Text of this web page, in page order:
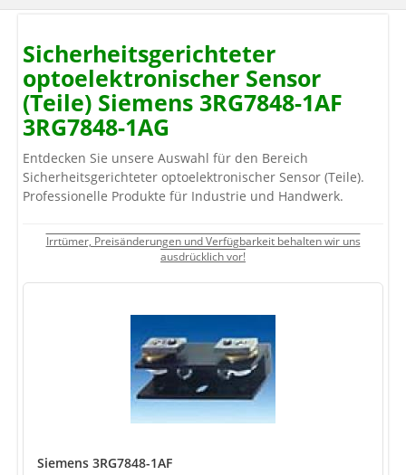
Sicherheitsgerichteter
optoelektronischer Sensor
(Teile) Siemens 3RG7848-1AF
3RG7848-1AG
Entdecken Sie unsere Auswahl für den Bereich
Sicherheitsgerichteter optoelektronischer Sensor (Teile).
Professionelle Produkte für Industrie und Handwerk.
Irrtümer, Preisänderungen und Verfügbarkeit behalten wir uns
ausdrücklich vor!
Siemens 3RG7848-1AF